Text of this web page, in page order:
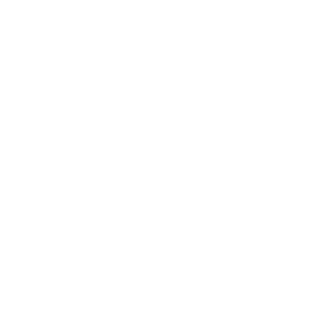
على تملك الأجانب للممتلكات الخاصة